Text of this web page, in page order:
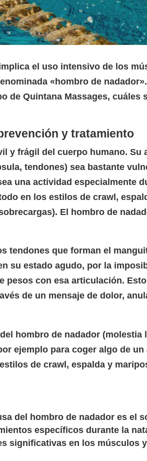
el uso intensivo de los
«hombro de
de Quintana Massages, cuáles
y tratamiento
y frágil del cuerpo humano.
tendones) sea bastante
una actividad especialmente
en los estilos de crawl,
El hombro de
tendones que forman el
su estado agudo, por la
pesos con esa articulación.
de un mensaje de dolor,
hombro de nadador
ejemplo para coger algo de
de crawl, espalda y
del hombro de nadador es el
específicos durante la
significativas en los músculos